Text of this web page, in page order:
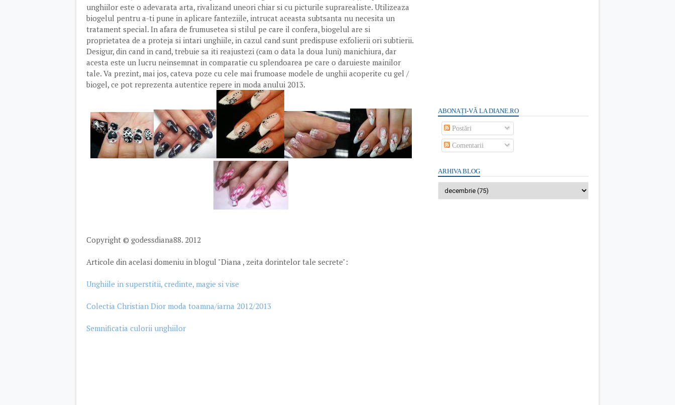
unghiilor este o adevarata arta, rivalizand uneori chiar si cu picturile suprarealiste. Utilizeaza
biogelul pentru a-ti pune in aplicare fanteziile, intrucat aceasta subtsanta nu necesita un
tratament special. In afara de frumusetea si stilul pe care il confera, biogelul are si
proprietatea de a proteja si intari unghiile, in cazul cand sunt predispuse exfolierii ori subtierii.
Desigur, din cand in cand, trebuie sa iti reajustezi (cam o data la doua luni) manichiura, dar
acesta este un lucru neinsemnat in comparatie cu splendoarea pe care o daruieste mainilor
tale. Va prezint, mai jos, cateva poze cu cele mai frumoase modele de unghii acoperite cu gel /
biogel, ce pot reprezenta autentice repere in moda anului 2013.
Copyright © godessdiana88. 2012
Articole din acelasi domeniu in blogul "Diana , zeita dorintelor tale secrete":
Unghiile in superstitii, credinte, magie si vise
Colectia Christian Dior moda toamna/iarna 2012/2013
Semnificatia culorii unghiilor
ABONAȚI-VĂ LA DIANE.RO
Postări
Comentarii
ARHIVA BLOG